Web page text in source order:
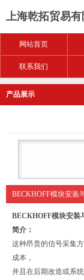
上海乾拓贸易有
网站首页
联系我们
产品展示
BECKHOFF模块安装
BECKHOFF模块安装
简介：
这种昂贵的信号采集
成本，
并且在后期改造或系